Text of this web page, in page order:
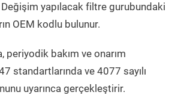
yapılacak filtre gurubundaki
OEM kodlu bulunur.
periyodik bakım ve onarım
standartlarında ve 4077 sayılı
uyarınca gerçekleştirir.